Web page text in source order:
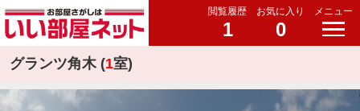
閲覧履歴
1
お気に入り
0
メニュー
グランツ角木 (1室)